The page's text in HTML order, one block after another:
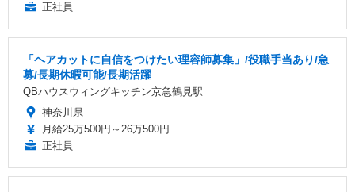
正社員
「ヘアカットに自信をつけたい理容師募集」/役職手当あり/急
募/長期休暇可能/長期活躍
QBハウスウィングキッチン京急鶴見駅
神奈川県
月給25万500円～26万500円
正社員